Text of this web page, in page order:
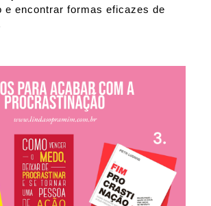
e encontrar formas eficazes de